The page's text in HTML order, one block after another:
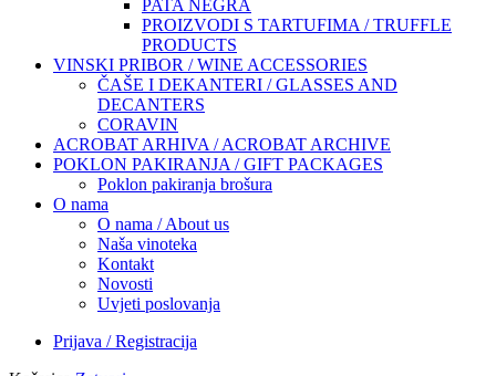
PATA NEGRA
PROIZVODI S TARTUFIMA / TRUFFLE
PRODUCTS
VINSKI PRIBOR / WINE ACCESSORIES
ČAŠE I DEKANTERI / GLASSES AND
DECANTERS
CORAVIN
ACROBAT ARHIVA / ACROBAT ARCHIVE
POKLON PAKIRANJA / GIFT PACKAGES
Poklon pakiranja brošura
O nama
O nama / About us
Naša vinoteka
Kontakt
Novosti
Uvjeti poslovanja
Prijava / Registracija